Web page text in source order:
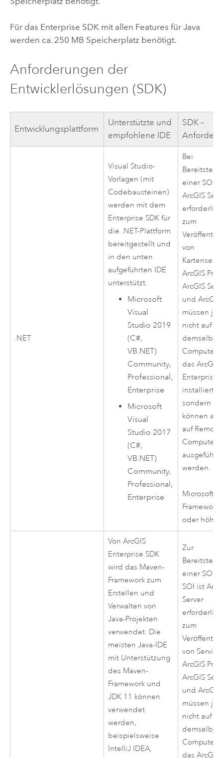
Für das Enterprise SDK mit allen Features für Java
werden ca. 250 MB Speicherplatz benötigt.
Anforderungen der
Entwicklerlösungen (SDK)
Entwicklungsplattform
Unterstützte und
empfohlene IDE
SDK –
.NET
Visual Studio-
Vorlagen (mit
Codebausteinen)
werden mit dem
Enterprise SDK für
die .NET-Plattform
bereitgestellt und
in den unten
aufgeführten IDE
unterstützt.
Microsoft
Visual
Studio 2019
(C#,
VB.NET)
Community,
Professional,
Enterprise
Microsoft
Visual
Studio 2017
(C#,
VB.NET)
Community,
Professional,
Enterprise
Bei
einer SOE
ArcGIS
zum
von
ArcGIS Pro
ArcGIS
undArcGIS
müssen
nicht auf
demselben
Computer
dasArcGIS
Enterprise
installiert
sondern
können
auf
Computern
ausgeführt
werden.
Microsoft
Framework
oder höher
VonArcGIS
Enterprise SDK
wird das Maven-
Framework zum
Erstellen und
Verwalten von
Java-Projekten
verwendet. Die
meisten Java-IDE
mit Unterstützung
des Maven-
Framework und
JDK 11 können
verwendet
werden,
beispielsweise
IntelliJ IDEA,
Zur
einer SOE
SOI ist
Server
zum
von
ArcGIS Pro
ArcGIS
undArcGIS
müssen
nicht auf
demselben
Computer
dasArcGIS